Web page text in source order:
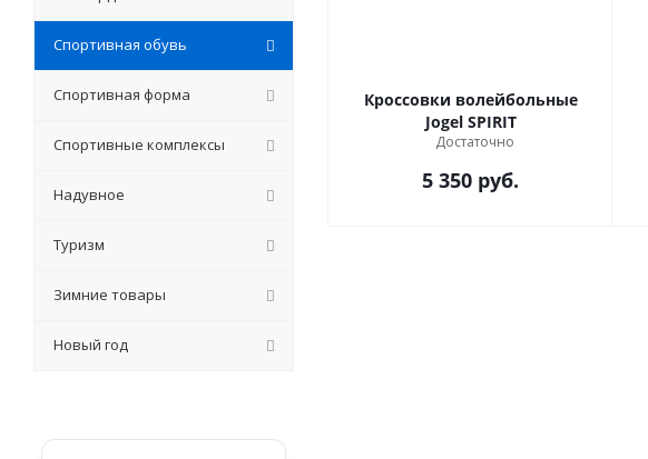
Кроссовки волейбольные
Jogel SPIRIT
Достаточно
5 350 руб.
Спортивная обувь
Спортивная форма
Спортивные комплексы
Надувное
Туризм
Зимние товары
Новый год